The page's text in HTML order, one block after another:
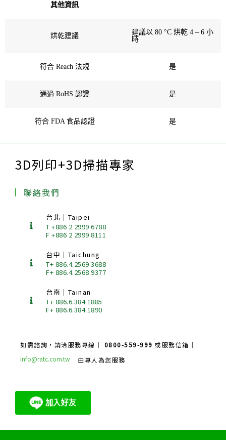
其他資訊
烘乾建議
建議以 80 °C 烘乾 4 – 6 小
時
符合 Reach 法規 是
通過 RoHS 認證 是
符合 FDA 食品認證 是
3D列印+3D掃描專家
聯絡我們
台北｜Taipei
T +886 2 2999 6788
F +886 2 2999 8111
台中｜Taichung
T+ 886.4.2569.3688
F+ 886.4.2568.9377
台南｜Tainan
T+ 886.6.384.1885
F+ 886.6.384.1890
如需諮詢，請洽服務專線｜ 0800-559-999 或服務信箱｜
info@ratc.com.tw
由專人為您服務